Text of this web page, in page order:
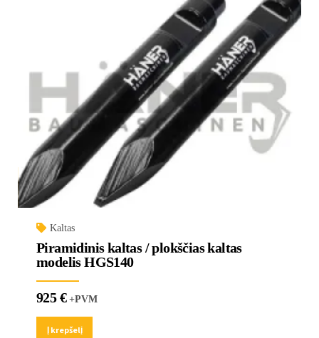
Kaltas
Piramidinis kaltas / plokščias kaltas
modelis HGS140
925€+PVM
Į krepšelį